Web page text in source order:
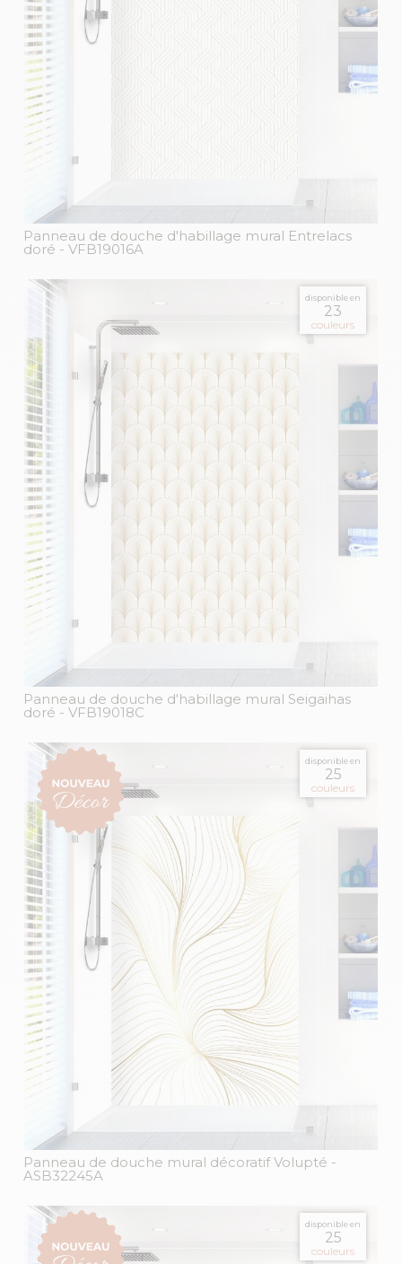
Panneau de douche d'habillage mural Entrelacs
doré - VFB19016A
disponible en
23
couleurs
Panneau de douche d'habillage mural Seigaihas
doré - VFB19018C
disponible en
25
couleurs
Panneau de douche mural décoratif Volupté -
ASB32245A
disponible en
25
couleurs